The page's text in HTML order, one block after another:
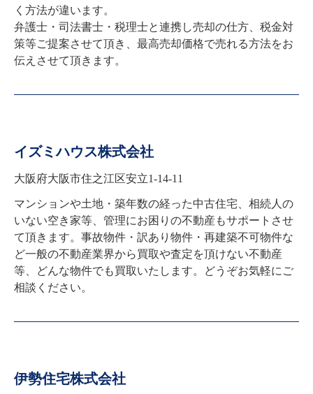
く方法が違います。
弁護士・司法書士・税理士と連携し売却の仕方、税金対
策等ご提案させて頂き、最高売却価格で売れる方法をお
伝えさせて頂きます。
イズミハウス株式会社
大阪府大阪市住之江区安立1-14-11
マンションや土地・築年数の経った中古住宅、相続人の
いない空き家等、管理にお困りの不動産もサポートさせ
て頂きます。事故物件・訳あり物件・再建築不可物件な
ど一般の不動産業界から買取や査定を頂けない不動産
等、どんな物件でも買取いたします。どうぞお気軽にご
相談ください。
伊勢住宅株式会社